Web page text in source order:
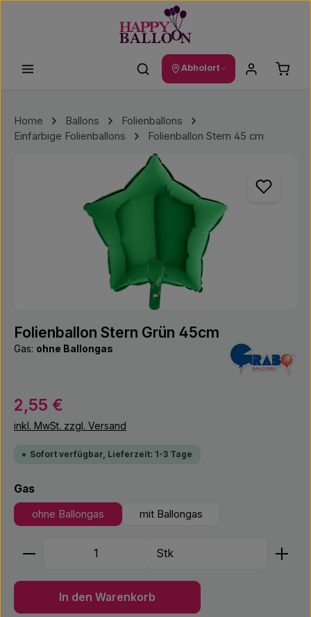
Abholort
Home Ballons
Folienballons
Einfarbige Folienballons
Folienballon Stern 45 cm
Folienballon Stern Grün 45cm
Gas: ohne Ballongas
Regulärer Preis:
2,55 €
inkl. MwSt. zzgl. Versand
Sofort verfügbar, Lieferzeit: 1-3 Tage
Gasauswählen
ohne Ballongas mit Ballongas
Produkt Anzahl: Gib den gewünschten Wert ein
Stk
In den Warenkorb